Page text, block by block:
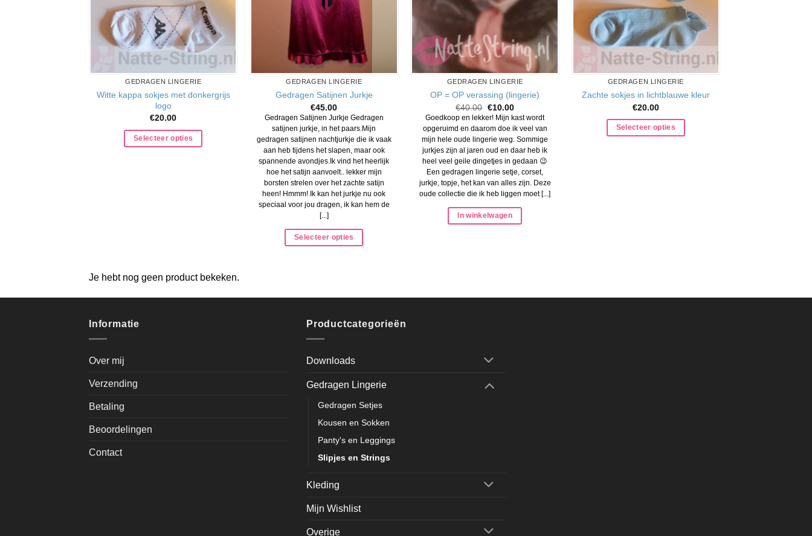
GEDRAGEN LINGERIE
Witte kappa sokjes met donkergrijs
logo
€20.00
Selecteer opties
GEDRAGEN LINGERIE
Gedragen Satijnen Jurkje
€45.00
Gedragen Satijnen Jurkje Gedragen
satijnen jurkje, in het paars.Mijn
gedragen satijnen nachtjurkje die ik vaak
aan heb tijdens het slapen, maar ook
spannende avondjes.Ik vind het heerlijk
hoe het satijn aanvoelt.. lekker mijn
borsten strelen over het zachte satijn
heen! Hmmm! Ik kan het jurkje nu ook
speciaal voor jou dragen, ik kan hem de
[...]
Selecteer opties
GEDRAGEN LINGERIE
OP = OP verassing (lingerie)
€40.00 Oorspronkelijke
prijs
was:
€40.00.
€10.00Huidige
prijs
is:
€10.00.
Goedkoop en lekker! Mijn kast wordt
opgeruimd en daarom doe ik veel van
mijn hele oude lingerie weg. Sommige
jurkjes zijn al jaren oud en daar heb ik
heel veel geile dingetjes in gedaan 😉
Een gedragen lingerie setje, corset,
jurkje, topje, het kan van alles zijn. Deze
oude collectie die ik heb liggen moet [...]
In winkelwagen
GEDRAGEN LINGERIE
Zachte sokjes in lichtblauwe kleur
€20.00
Selecteer opties
Je hebt nog geen product bekeken.
Informatie
Over mij
Verzending
Betaling
Beoordelingen
Contact
Productcategorieën
Downloads
Gedragen Lingerie
Gedragen Setjes
Kousen en Sokken
Panty's en Leggings
Slipjes en Strings
Kleding
Mijn Wishlist
Overige